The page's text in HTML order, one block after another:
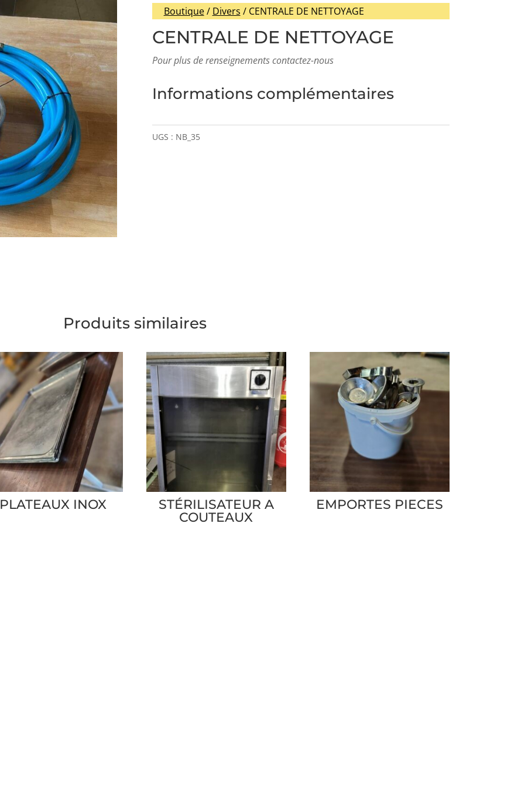
Boutique/ Divers / CENTRALE DE NETTOYAGE
CENTRALE DE NETTOYAGE
Pour plus de renseignements contactez-nous
Informations complémentaires
UGS : NB_35
Produits similaires
PLATEAUX INOX
STÉRILISATEUR A
COUTEAUX
EMPORTES PIECES